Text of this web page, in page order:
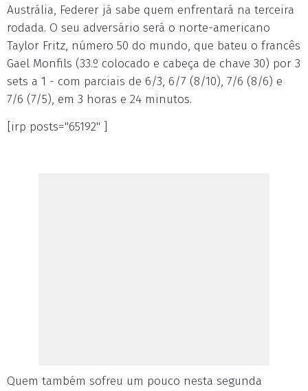
Austrália, Federer já sabe quem enfrentará na terceira
rodada. O seu adversário será o norte-americano
Taylor Fritz, número 50 do mundo, que bateu o francês
Gael Monfils (33.º colocado e cabeça de chave 30) por 3
sets a 1 - com parciais de 6/3, 6/7 (8/10), 7/6 (8/6) e
7/6 (7/5), em 3 horas e 24 minutos.
[irp posts="65192" ]
Quem também sofreu um pouco nesta segunda